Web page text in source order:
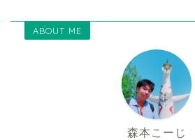
ABOUT ME
森本こーじ